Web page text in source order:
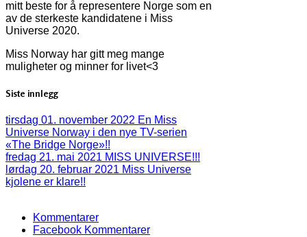
mitt beste for å representere Norge som en
av de sterkeste kandidatene i Miss
Universe 2020.
Miss Norway har gitt meg mange
muligheter og minner for livet<3
Siste innlegg
tirsdag 01. november 2022 En Miss
Universe Norway i den nye TV-serien
«The Bridge Norge»!!
fredag 21. mai 2021 MISS UNIVERSE!!!
lørdag 20. februar 2021 Miss Universe
kjolene er klare!!
Kommentarer
Facebook Kommentarer